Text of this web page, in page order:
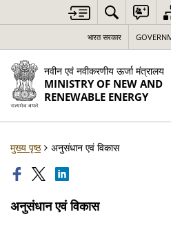
भारत सरकार
नवीन एवं नवीकरणीय ऊर्जा मंत्रालय
MINISTRY OF NEW AND
RENEWABLE ENERGY
मुख्य पृष्ठ अनुसंधान एवं विकास
अनुसंधान एवं विकास